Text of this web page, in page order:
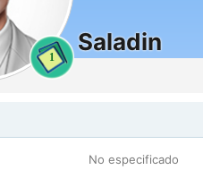
1
Saladin
No especificado